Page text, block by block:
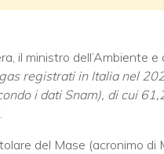
il ministro dell’Ambiente e
registrati in Italia nel
i dati Snam), di cui
del Mase (acronimo di